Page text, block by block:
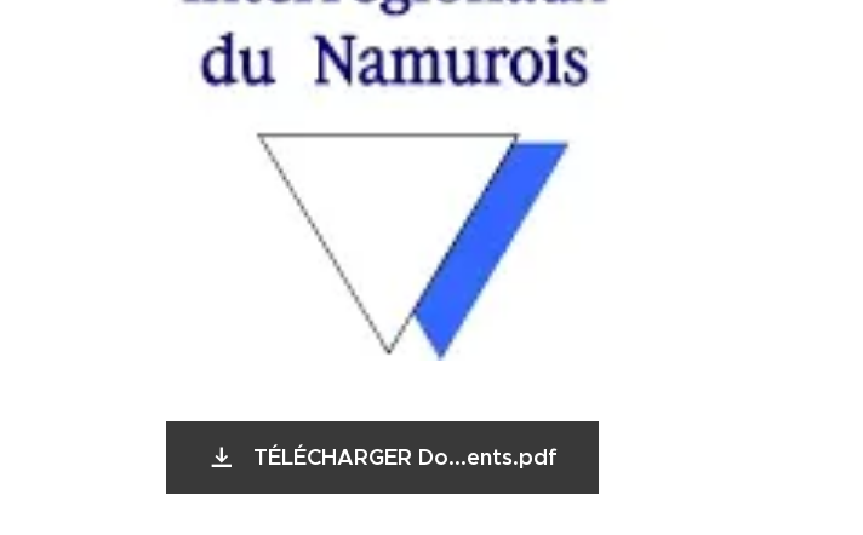
TÉLÉCHARGER Do...ents.pdf